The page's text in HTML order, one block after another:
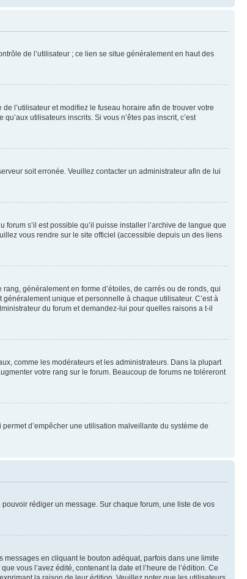
de l’utilisateur ; ce lien se situe généralement en haut des
l’utilisateur et modifiez le fuseau horaire afin de trouver votre
utilisateurs inscrits. Si vous n’êtes pas inscrit, c’est
soit erronée. Veuillez contacter un administrateur afin de lui
s’il est possible qu’il puisse installer l’archive de langue que
vous rendre sur le site officiel (accessible depuis un des liens
généralement en forme d’étoiles, de carrés ou de ronds, qui
unique et personnelle à chaque utilisateur. C’est à
du forum et demandez-lui pour quelles raisons a t-il
comme les modérateurs et les administrateurs. Dans la plupart
votre rang sur le forum. Beaucoup de forums ne toléreront
d’empêcher une utilisation malveillante du système de
rédiger un message. Sur chaque forum, une liste de vos
en cliquant le bouton adéquat, parfois dans une limite
vous l’avez édité, contenant la date et l’heure de l’édition. Ce